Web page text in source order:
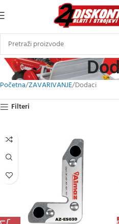
Početna ZAVARIVANJE Dodaci
Filteri